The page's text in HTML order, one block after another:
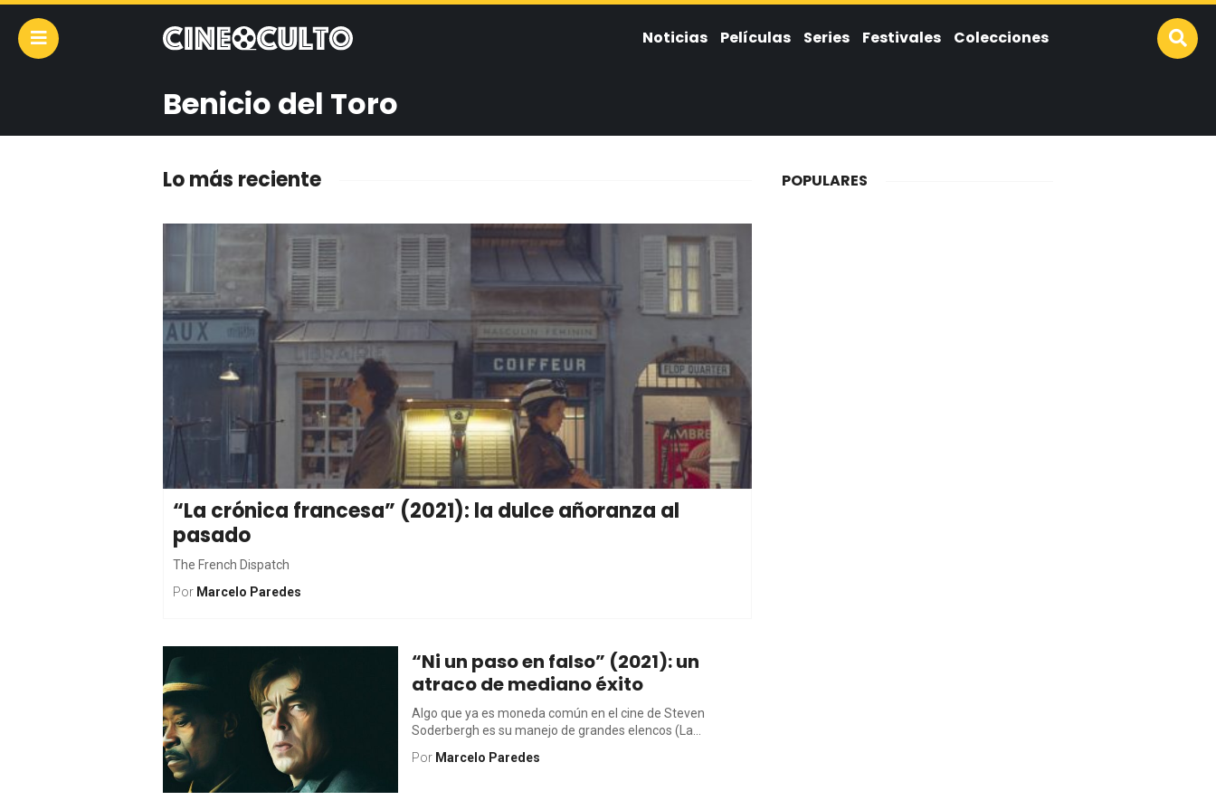
Noticias Películas Series Festivales Colecciones
Benicio del Toro
Lo más reciente
“La crónica francesa” (2021): la dulce añoranza al
pasado
The French Dispatch
Por Marcelo Paredes
“Ni un paso en falso” (2021): un
atraco de mediano éxito
Algo que ya es moneda común en el cine de Steven
Soderbergh es su manejo de grandes elencos (La...
Por Marcelo Paredes
POPULARES